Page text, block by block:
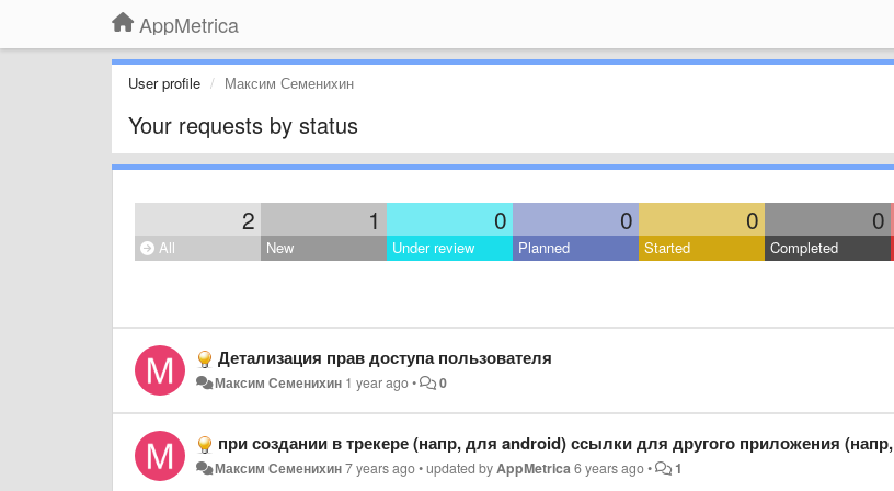
AppMetrica
User profile Максим Семенихин
Your requests by status
2 1 0 0 0 0
All New Under review Planned Started Completed
Детализация прав доступа пользователя
Максим Семенихин 1 year ago• 0
при создании в трекере (напр, для android) ссылки для другого приложения (напр, ios), указывать не только ссылку на AppStore, но и ID счетчика, куда относить данные c Трекера при действиях на него с ios
Максим Семенихин7 years ago•updated byAppMetrica6 years ago• 1